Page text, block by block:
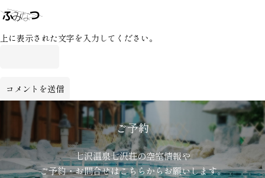
上に表示された文字を入力してください。
ご予約
七沢温泉七沢荘の空室情報や
ご予約・お問合せはこちらからお願いします。